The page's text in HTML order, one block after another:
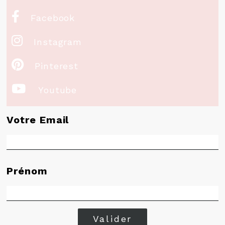
 Facebook
 Instagram
 Pinterest
 Youtube
Votre Email
Prénom
Valider